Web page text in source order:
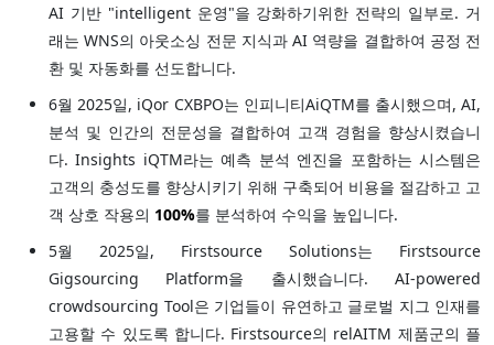
AI 기반 "intelligent 운영"을 강화하기위한 전략의 일부로. 거
래는 WNS의 아웃소싱 전문 지식과 AI 역량을 결합하여 공정 전
환 및 자동화를 선도합니다.
6월 2025일, iQor CXBPO는 인피니티AiQTM를 출시했으며, AI,
분석 및 인간의 전문성을 결합하여 고객 경험을 향상시켰습니
다. Insights iQTM라는 예측 분석 엔진을 포함하는 시스템은
고객의 충성도를 향상시키기 위해 구축되어 비용을 절감하고 고
객 상호 작용의 100%를 분석하여 수익을 높입니다.
5월 2025일, Firstsource Solutions는 Firstsource
Gigsourcing Platform을 출시했습니다. AI-powered
crowdsourcing Tool은 기업들이 유연하고 글로벌 지그 인재를
고용할 수 있도록 합니다. Firstsource의 relAITM 제품군의 플